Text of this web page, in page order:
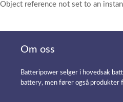
Object reference not set to an
Om oss
Batteripower selger i hovedsak
battery, men fører også produkter